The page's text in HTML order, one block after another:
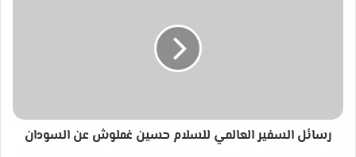
رسائل السفير العالمي للسلام حسين غملوش عن السودان